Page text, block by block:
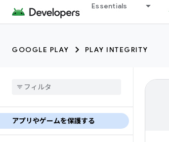
Essentials
GOOGLE PLAY PLAY INTEGRITY
アプリやゲームを保護する